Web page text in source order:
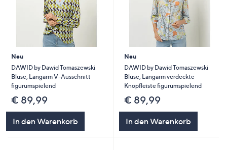
Neu
DAWID by Dawid Tomaszewski
Bluse, Langarm V-Ausschnitt
figurumspielend
€ 89,99
In den Warenkorb
Neu
DAWID by Dawid Tomaszewski
Bluse, Langarm verdeckte
Knopfleiste figurumspielend
€ 89,99
In den Warenkorb